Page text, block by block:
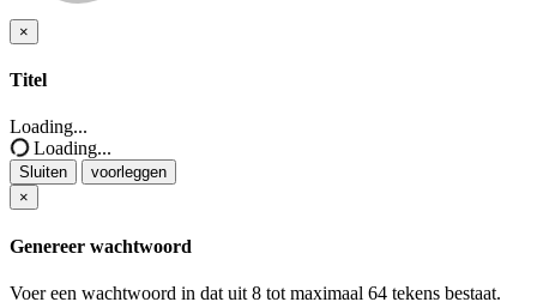
×
Sluiten
Titel
Loading...
Loading...
Sluiten
voorleggen
×
Genereer wachtwoord
Voer een wachtwoord in dat uit 8 tot maximaal 64 tekens bestaat.